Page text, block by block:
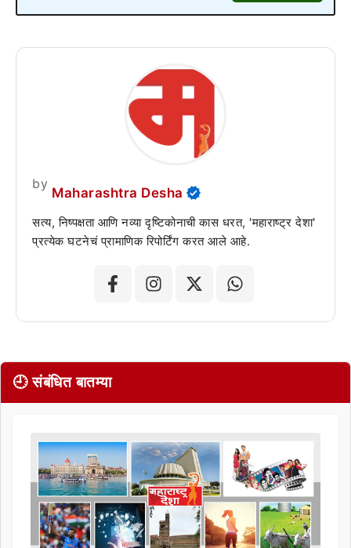
by
Maharashtra Desha
सत्य, निष्पक्षता आणि नव्या दृष्टिकोनाची कास धरत, 'महाराष्ट्र देशा'
प्रत्येक घटनेचं प्रामाणिक रिपोर्टिंग करत आले आहे.
🕘 संबंधित बातम्या